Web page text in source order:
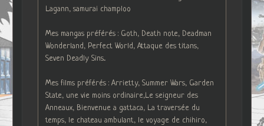
Lagann, samurai champloo
Mes mangas préférés : Goth, Death note, Deadman
Wonderland, Perfect World, Attaque des titans,
Seven Deadly Sins...
Mes films préférés : Arrietty, Summer Wars, Garden
State, une vie moins ordinaire,Le seigneur des
Anneaux, Bienvenue a gattaca, La traversée du
temps, le chateau ambulant, le voyage de chihiro,